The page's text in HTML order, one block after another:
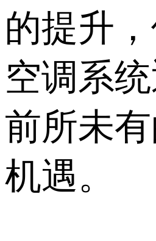
的提升
空调系
前所未
机遇。